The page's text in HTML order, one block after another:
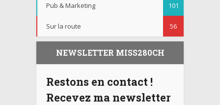
Pub & Marketing 101
Sur la route 56
NEWSLETTER MISS280CH
Restons en contact !
Recevez ma newsletter